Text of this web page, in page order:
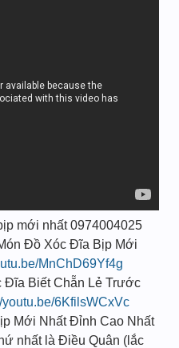
mới nhất 0974004025
Đồ Xóc Đĩa Bịp Mới
MnChD69Yf4g
Biết Chẵn Lẻ Trước
youtu.be/6KfilsWCxVc
Mới Nhất Đỉnh Cao Nhất
nhất là Điều Quân (lắc